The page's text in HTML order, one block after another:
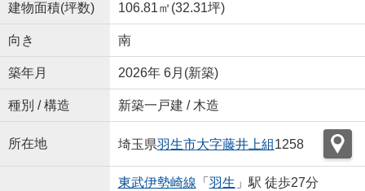
建物面積(坪数) 106.81㎡(32.31坪)
向き 南
築年月 2026年 6月(新築)
種別 / 構造 新築一戸建 / 木造
所在地 埼玉県羽生市大字藤井上組1258
東武伊勢崎線 「 羽生 」駅 徒歩27分